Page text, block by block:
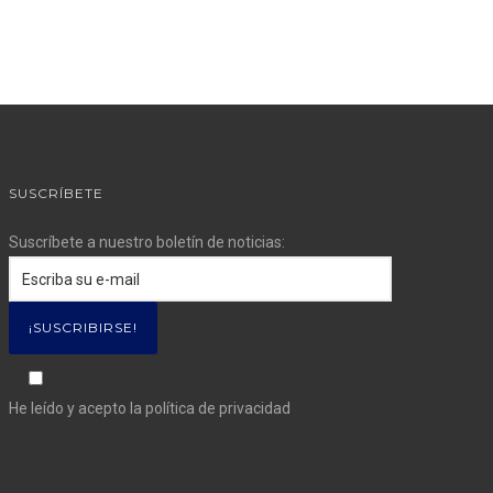
SUSCRÍBETE
Suscríbete a nuestro boletín de noticias:
He leído y acepto la política de privacidad